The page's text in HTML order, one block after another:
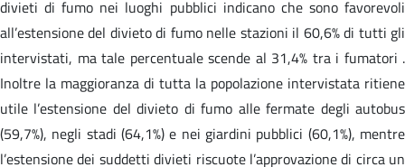
divieti di fumo nei luoghi pubblici indicano che sono favorevoli
all’estensione del divieto di fumo nelle stazioni il 60,6% di tutti gli
intervistati, ma tale percentuale scende al 31,4% tra i fumatori .
Inoltre la maggioranza di tutta la popolazione intervistata ritiene
utile l’estensione del divieto di fumo alle fermate degli autobus
(59,7%), negli stadi (64,1%) e nei giardini pubblici (60,1%), mentre
l’estensione dei suddetti divieti riscuote l’approvazione di circa un